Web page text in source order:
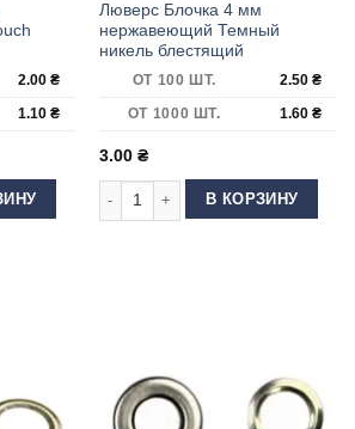
2.00 ₴
1.10 ₴
Блочка 4 мм нержавеющий soft-touch
Люверс Блочка 4 мм
нержавеющий Темный
никель блестящий
ОТ 100 ШТ. 2.50 ₴
ОТ 1000 ШТ.
1.60 ₴
3.00 ₴
Количество товара Люверс
В КОРЗИНУ